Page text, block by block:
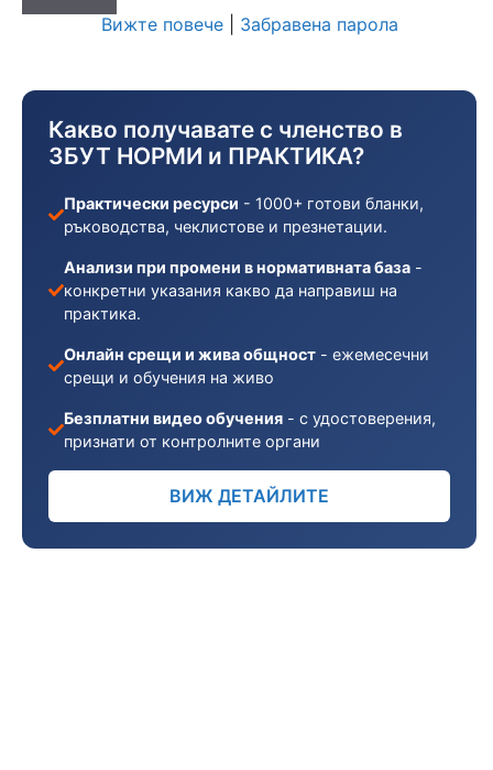
Вижте повече| Забравена парола
Какво получавате с членство в
ЗБУТ НОРМИ и ПРАКТИКА?
Практически ресурси - 1000+ готови бланки,
ръководства, чеклистове и презнетации.
Анализи при промени в нормативната база -
конкретни указания какво да направиш на
практика.
Онлайн срещи и жива общност - ежемесечни
срещи и обучения на живо
Безплатни видео обучения - с удостоверения,
признати от контролните органи
ВИЖ ДЕТАЙЛИТЕ